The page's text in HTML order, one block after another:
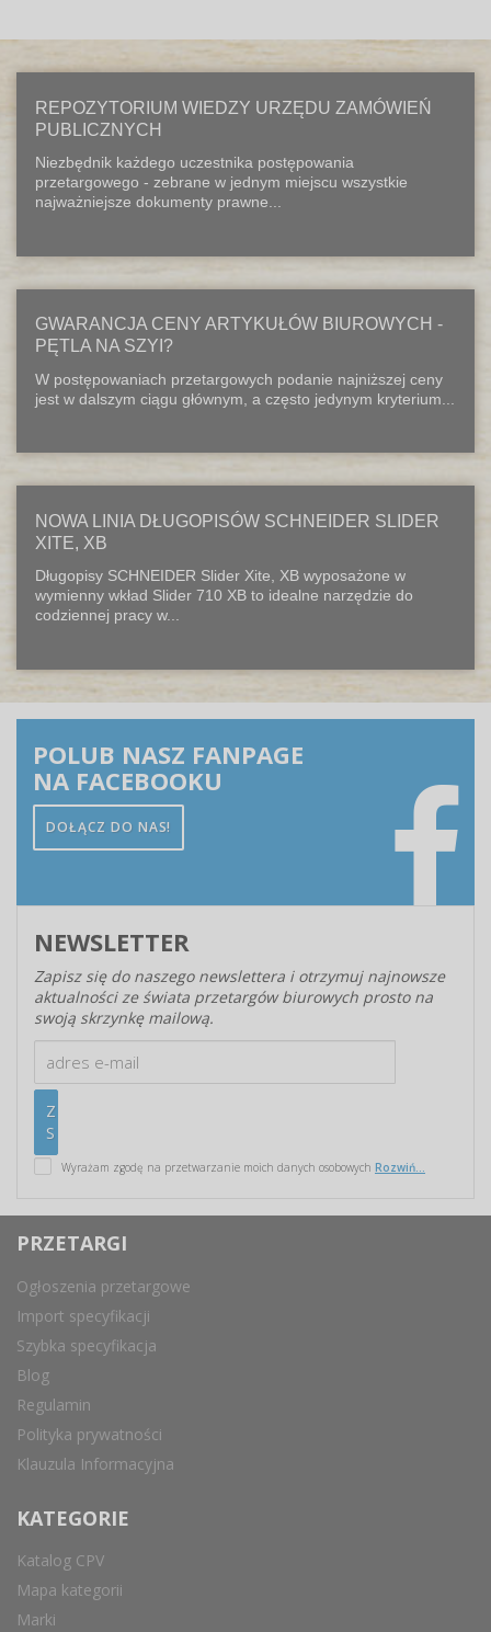
REPOZYTORIUM WIEDZY URZĘDU ZAMÓWIEŃ
PUBLICZNYCH
Niezbędnik każdego uczestnika postępowania
przetargowego - zebrane w jednym miejscu wszystkie
najważniejsze dokumenty prawne...
GWARANCJA CENY ARTYKUŁÓW BIUROWYCH -
PĘTLA NA SZYI?
W postępowaniach przetargowych podanie najniższej ceny
jest w dalszym ciągu głównym, a często jedynym kryterium...
NOWA LINIA DŁUGOPISÓW SCHNEIDER SLIDER
XITE, XB
Długopisy SCHNEIDER Slider Xite, XB wyposażone w
wymienny wkład Slider 710 XB to idealne narzędzie do
codziennej pracy w...
POLUB NASZ FANPAGE
NA FACEBOOKU
DOŁĄCZ DO NAS!
NEWSLETTER
Zapisz się do naszego newslettera i otrzymuj najnowsze
aktualności ze świata przetargów biurowych prosto na
swoją skrzynkę mailową.
Wyrażam zgodę na przetwarzanie moich danych osobowych Rozwiń...
PRZETARGI
Ogłoszenia przetargowe
Import specyfikacji
Szybka specyfikacja
Blog
Regulamin
Polityka prywatności
Klauzula Informacyjna
KATEGORIE
Katalog CPV
Mapa kategorii
Marki